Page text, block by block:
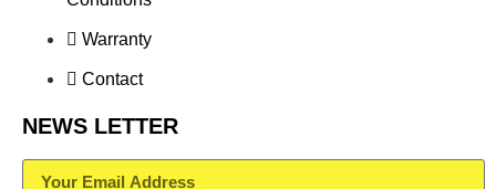
Warranty
Contact
NEWS LETTER